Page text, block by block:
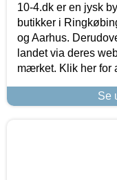
10-4.dk er en jysk
butikker i
og Aarhus.
landet via deres
mærket. Klik her for
Se